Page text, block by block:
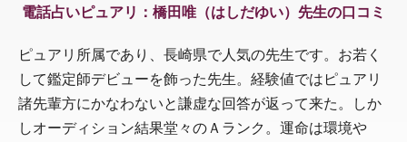
電話占いピュアリ：橋田唯（はしだゆい）先生の口コミ
ピュアリ所属であり、長崎県で人気の先生です。お若く
して鑑定師デビューを飾った先生。経験値ではピュアリ
諸先輩方にかなわないと謙虚な回答が返って来た。しか
しオーディション結果堂々のＡランク。運命は環境や